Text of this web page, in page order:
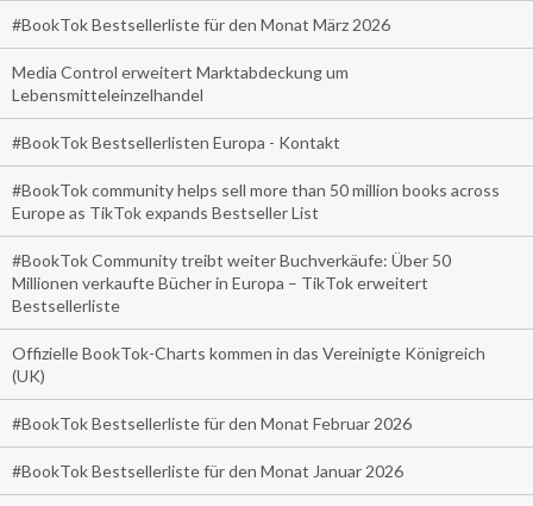
#BookTok Bestsellerliste für den Monat März 2026
Media Control erweitert Marktabdeckung um
Lebensmitteleinzelhandel
#BookTok Bestsellerlisten Europa - Kontakt
#BookTok community helps sell more than 50 million books across
Europe as TikTok expands Bestseller List
#BookTok Community treibt weiter Buchverkäufe: Über 50
Millionen verkaufte Bücher in Europa – TikTok erweitert
Bestsellerliste
Offizielle BookTok-Charts kommen in das Vereinigte Königreich
(UK)
#BookTok Bestsellerliste für den Monat Februar 2026
#BookTok Bestsellerliste für den Monat Januar 2026